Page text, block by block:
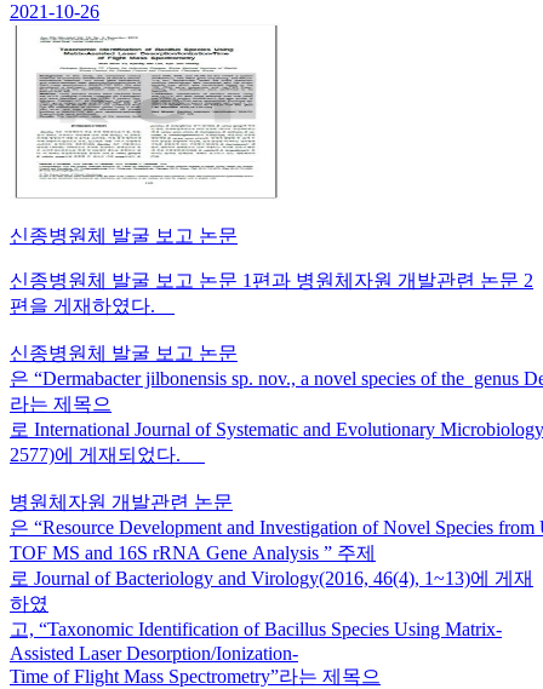
2021-10-26
신종병원체 발굴 보고 논문
신종병원체 발굴 보고 논문 1편과 병원체자원 개발관련 논문 2
편을 게재하였다.
신종병원체 발굴 보고 논문
은 “Dermabacter jilbonensis sp. nov., a novel species of the genus
라는 제목으
로 International Journal of Systematic and Evolutionary
2577)에 게재되었다.
병원체자원 개발관련 논문
은 “Resource Development and Investigation of Novel Species
TOF MS and 16S rRNA Gene Analysis ” 주제
로 Journal of Bacteriology and Virology(2016, 46(4), 1~13)에 게재
하였
고, “Taxonomic Identification of Bacillus Species Using Matrix-
Assisted Laser Desorption/Ionization-
Time of Flight Mass Spectrometry”라는 제목으